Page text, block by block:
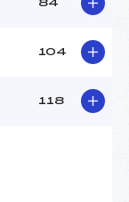
84
104
118